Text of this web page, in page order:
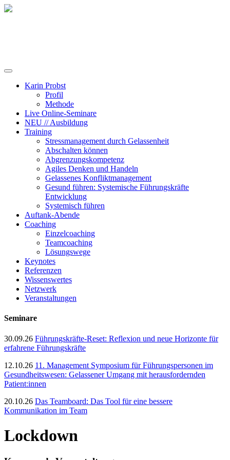
Karin Probst
Profil
Methode
Live Online-Seminare
NEU // Ausbildung
Training
Stressmanagement durch Gelassenheit
Abschalten können
Abgrenzungskompetenz
Agiles Denken und Handeln
Gelassenes Konfliktmanagement
Gesund führen: Systemische Führungskräfte
Entwicklung
Systemisch führen
Auftank-Abende
Coaching
Einzelcoaching
Teamcoaching
Lösungswege
Keynotes
Referenzen
Wissenswertes
Netzwerk
Veranstaltungen
Seminare
30.09.26 Führungskräfte-Reset: Reflexion und neue Horizonte für
erfahrene Führungskräfte
12.10.26 11. Management Symposium für Führungspersonen im
Gesundheitswesen: Gelassener Umgang mit herausfordernden
Patient:innen
20.10.26 Das Teamboard: Das Tool für eine bessere
Kommunikation im Team
Lockdown